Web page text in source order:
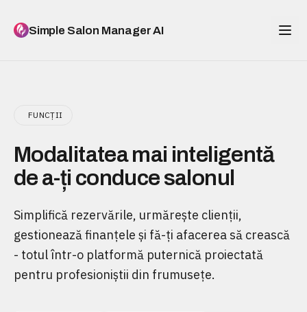
Simple Salon Manager AI
FUNCȚII
Modalitatea mai inteligentă
de a-ți conduce salonul
Simplifică rezervările, urmărește clienții,
gestionează finanțele și fă-ți afacerea să crească
- totul într-o platformă puternică proiectată
pentru profesioniștii din frumusețe.